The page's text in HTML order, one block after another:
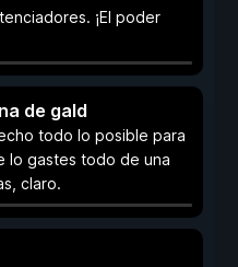
¡El poder
de gald
todo lo posible para
lo gastes todo de una
claro.